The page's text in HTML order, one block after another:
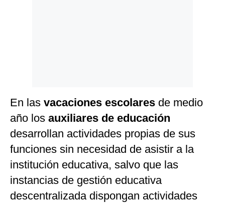
En las vacaciones escolares de medio
año los auxiliares de educación
desarrollan actividades propias de sus
funciones sin necesidad de asistir a la
institución educativa, salvo que las
instancias de gestión educativa
descentralizada dispongan actividades